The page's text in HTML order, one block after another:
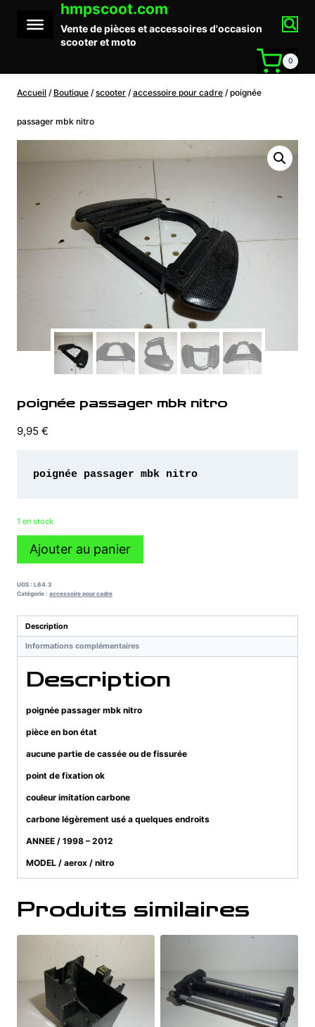
contenu
hmpscoot.com
Vente de pièces et accessoires d'occasion
scooter et moto
0
Accueil / Boutique / scooter / accessoire pour cadre / poignée
passager mbk nitro
poignée passager mbk nitro
9,95 €
poignée passager mbk nitro
1 en stock
quantité
passager
mbk
Ajouter au panier
UGS : L64.3
Catégorie : accessoire pour cadre
Description
Informations complémentaires
Description
poignée passager mbk nitro
pièce en bon état
aucune partie de cassée ou de fissurée
point de fixation ok
couleur imitation carbone
carbone légèrement usé a quelques endroits
ANNEE / 1998 – 2012
MODEL / aerox / nitro
Produits similaires